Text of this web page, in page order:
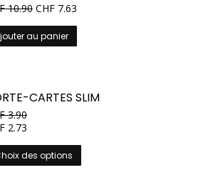
10.90 CHF 7.63
au panier
CARTES SLIM
3.90
2.73
des options
produit